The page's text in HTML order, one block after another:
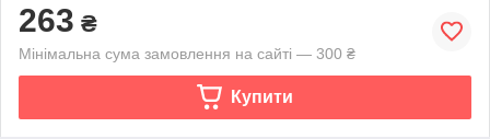
263 ₴
Мінімальна сума замовлення на сайті — 300 ₴
Купити